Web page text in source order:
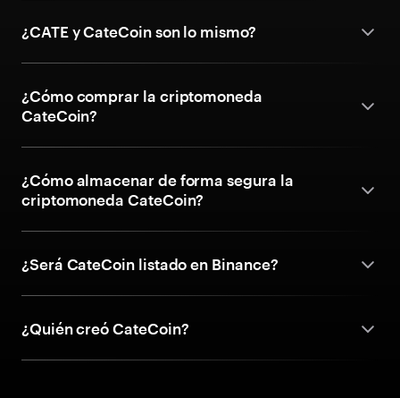
¿CATE y CateCoin son lo mismo?
¿Cómo comprar la criptomoneda
CateCoin?
¿Cómo almacenar de forma segura la
criptomoneda CateCoin?
¿Será CateCoin listado en Binance?
¿Quién creó CateCoin?